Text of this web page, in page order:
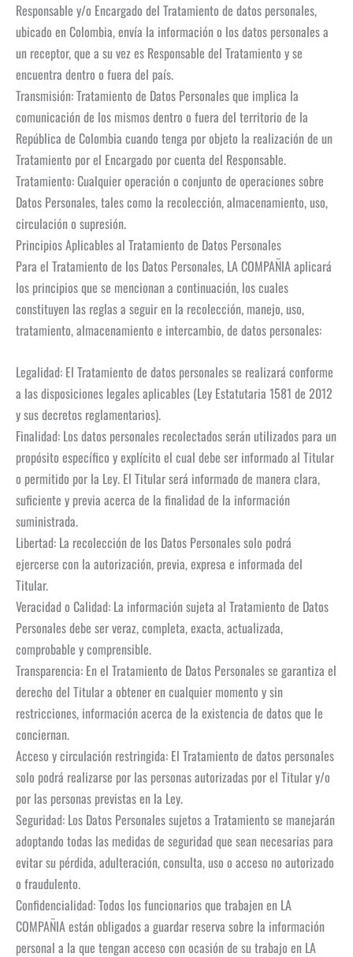
Responsable y/o Encargado del Tratamiento de datos personales,
ubicado en Colombia, envía la información o los datos personales a
un receptor, que a su vez es Responsable del Tratamiento y se
encuentra dentro o fuera del país.
Transmisión: Tratamiento de Datos Personales que implica la
comunicación de los mismos dentro o fuera del territorio de la
República de Colombia cuando tenga por objeto la realización de un
Tratamiento por el Encargado por cuenta del Responsable.
Tratamiento: Cualquier operación o conjunto de operaciones sobre
Datos Personales, tales como la recolección, almacenamiento, uso,
circulación o supresión.
Principios Aplicables al Tratamiento de Datos Personales
Para el Tratamiento de los Datos Personales, LA COMPAÑIA aplicará
los principios que se mencionan a continuación, los cuales
constituyen las reglas a seguir en la recolección, manejo, uso,
tratamiento, almacenamiento e intercambio, de datos personales:
Legalidad: El Tratamiento de datos personales se realizará conforme
a las disposiciones legales aplicables (Ley Estatutaria 1581 de 2012
y sus decretos reglamentarios).
Finalidad: Los datos personales recolectados serán utilizados para un
propósito específico y explícito el cual debe ser informado al Titular
o permitido por la Ley. El Titular será informado de manera clara,
suficiente y previa acerca de la finalidad de la información
suministrada.
Libertad: La recolección de los Datos Personales solo podrá
ejercerse con la autorización, previa, expresa e informada del
Titular.
Veracidad o Calidad: La información sujeta al Tratamiento de Datos
Personales debe ser veraz, completa, exacta, actualizada,
comprobable y comprensible.
Transparencia: En el Tratamiento de Datos Personales se garantiza el
derecho del Titular a obtener en cualquier momento y sin
restricciones, información acerca de la existencia de datos que le
conciernan.
Acceso y circulación restringida: El Tratamiento de datos personales
solo podrá realizarse por las personas autorizadas por el Titular y/o
por las personas previstas en la Ley.
Seguridad: Los Datos Personales sujetos a Tratamiento se manejarán
adoptando todas las medidas de seguridad que sean necesarias para
evitar su pérdida, adulteración, consulta, uso o acceso no autorizado
o fraudulento.
Confidencialidad: Todos los funcionarios que trabajen en LA
COMPAÑIA están obligados a guardar reserva sobre la información
personal a la que tengan acceso con ocasión de su trabajo en LA